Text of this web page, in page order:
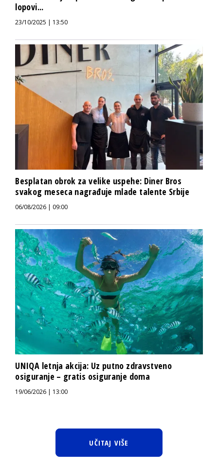
lopovi...
23/10/2025 | 13:50
Besplatan obrok za velike uspehe: Diner Bros
svakog meseca nagrađuje mlade talente Srbije
06/08/2026 | 09:00
UNIQA letnja akcija: Uz putno zdravstveno
osiguranje – gratis osiguranje doma
19/06/2026 | 13:00
UČITAJ VIŠE